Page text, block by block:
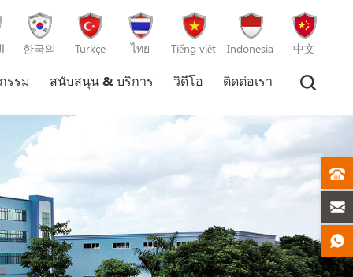
한국의 Türkçe ไทย Tiếng việt Indonesia 中文
รรม สนับสนุน & บริการ วิดีโอ ติดต่อเรา